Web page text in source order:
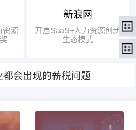
资源
瑞方人力获得人力资源行业唯
一奖项——“2018中国互联网+人
力资源服务值得信赖品牌奖”
新浪网
开启SaaS+人力资源创新
生态模式
都会出现的薪税问题